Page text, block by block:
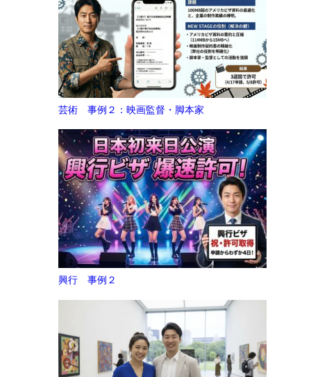
芸術 事例２：映画監督・脚本家
興行 事例２